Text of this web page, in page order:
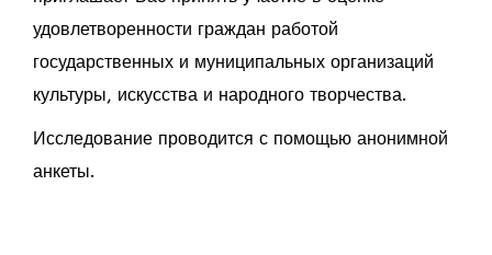
удовлетворенности граждан работой
государственных и муниципальных организаций
культуры, искусства и народного творчества.
Исследование проводится с помощью анонимной
анкеты.